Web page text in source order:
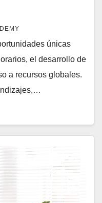
únicas
el desarrollo de
a recursos globales.